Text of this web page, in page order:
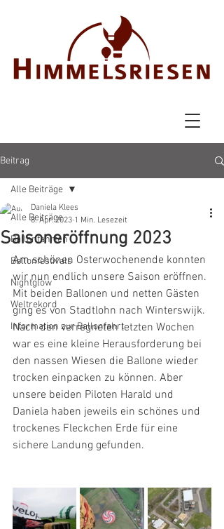
Beitrag
Alle Beiträge
Ballonfahrten
Ballonfestivals
Nightglow
Weltrekord
Information zur Ballonfahrt
Alle Beiträge
Saisoneröffnung 2023
Daniela Klees
8. Apr. 2023 1 Min. Lesezeit
Am schönen Osterwochenende konnten
wir nun endlich unsere Saison eröffnen.
Mit beiden Ballonen und netten Gästen
ging es von Stadtlohn nach Winterswijk.
Nach den verregneten letzten Wochen
war es eine kleine Herausforderung bei
den nassen Wiesen die Ballone wieder
trocken einpacken zu können. Aber
unsere beiden Piloten Harald und
Daniela haben jeweils ein schönes und
trockenes Fleckchen Erde für eine
sichere Landung gefunden.